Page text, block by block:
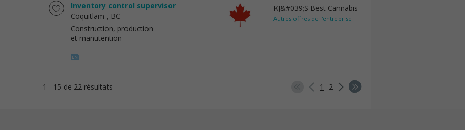
Inventory control supervisor
Coquitlam , BC
Construction, production
et manutention
KJ&#039;S Best Cannabis
Autres offres de l'entreprise
1 - 15 de 22 résultats 1 2